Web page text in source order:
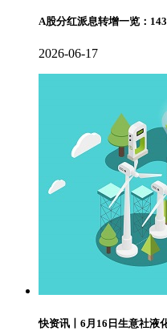
A股分红派息转增一览：
2026-06-17
快资讯丨6月16日生意社液